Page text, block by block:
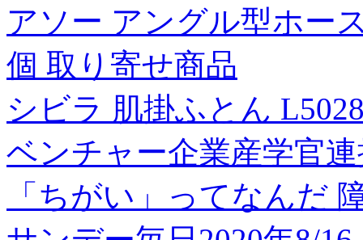
アソー アングル型ホー
個 取り寄せ商品
シビラ 肌掛ふとん
ベンチャー企業産学官
「ちがい」ってなんだ